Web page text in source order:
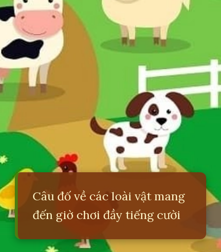
Câu đố về các loài vật mang
đến giờ chơi đầy tiếng cười